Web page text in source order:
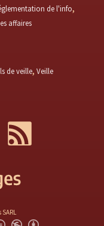
de l'info
affaires
de veille Veille